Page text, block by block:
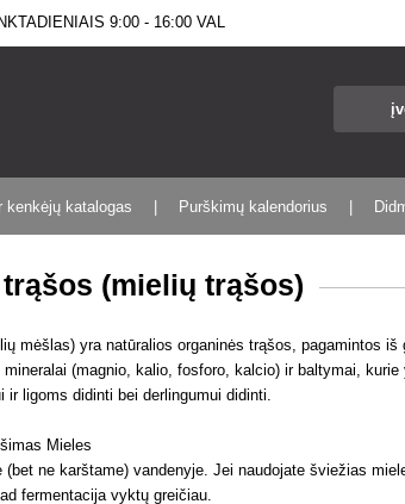
9:00 - 16:00 VAL
kenkėjų katalogas Purškimų kalendorius
(mielių trąšos)
mėšlas) yra natūralios organinės trąšos, pagamintos
(magnio, kalio, fosforo, kalcio) ir baltymai,
ir ligoms didinti bei derlingumui didinti.
Mieles
(bet ne karštame) vandenyje. Jei naudojate šviežias
fermentacija vyktų greičiau.